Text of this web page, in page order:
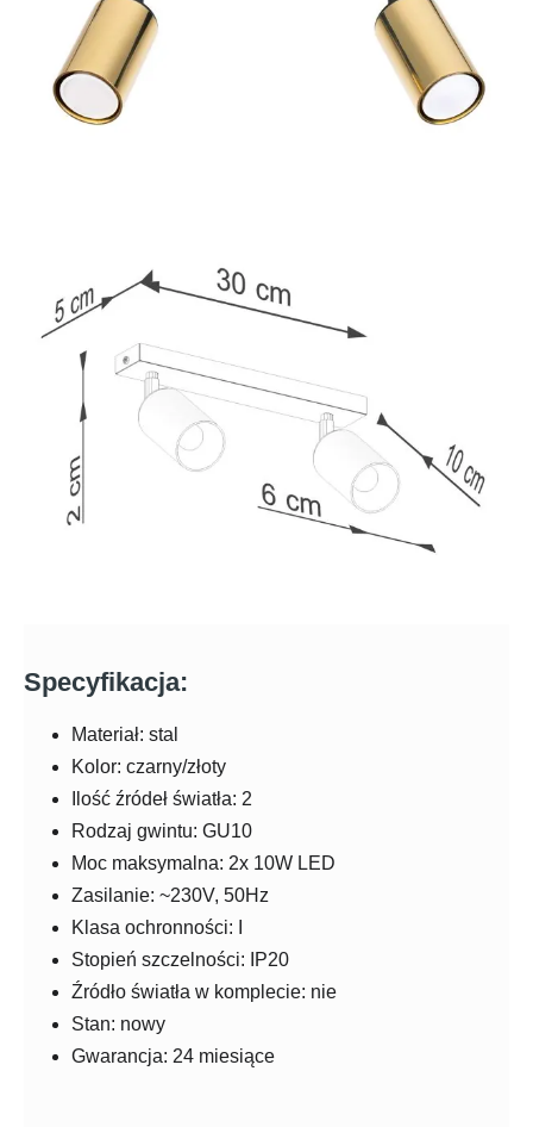
Specyfikacja:
Materiał: stal
Kolor: czarny/złoty
Ilość źródeł światła: 2
Rodzaj gwintu: GU10
Moc maksymalna: 2x 10W LED
Zasilanie: ~230V, 50Hz
Klasa ochronności: I
Stopień szczelności: IP20
Źródło światła w komplecie: nie
Stan: nowy
Gwarancja: 24 miesiące